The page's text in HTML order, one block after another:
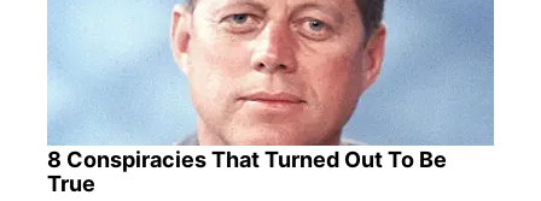
8 Conspiracies That Turned Out To Be
True